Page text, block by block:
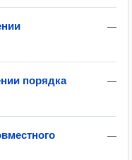
—
—
порядка
—